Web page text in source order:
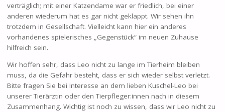
verträglich; mit einer Katzendame war er friedlich, bei einer
anderen wiederum hat es gar nicht geklappt. Wir sehen ihn
trotzdem in Gesellschaft. Vielleicht kann hier ein anderes
vorhandenes spielerisches „Gegenstück“ im neuen Zuhause
hilfreich sein.
Wir hoffen sehr, dass Leo nicht zu lange im Tierheim bleiben
muss, da die Gefahr besteht, dass er sich wieder selbst verletzt.
Bitte fragen Sie bei Interesse an dem lieben Kuschel-Leo bei
unserer Tierärztin oder den Tierpfleger:innen nach in diesem
Zusammenhang. Wichtig ist noch zu wissen, dass wir Leo nicht zu